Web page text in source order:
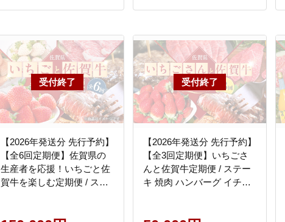
【2026年発送分 先行予約】
【全6回定期便】佐賀県の
生産者を応援！いちごと佐
賀牛を楽しむ定期便 / ステ
【2026年発送分 先行予約】
【全3回定期便】いちごさ
んと佐賀牛定期便 / ステー
キ 焼肉 ハンバーグ イチゴ /